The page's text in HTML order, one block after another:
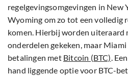
regelgevingsomgevingen in New
Wyoming om zo tot een volledig
komen. Hierbij worden uiteraard
onderdelen gekeken, maar
betalingen met Bitcoin (BTC).
hand liggende optie voor BTC-